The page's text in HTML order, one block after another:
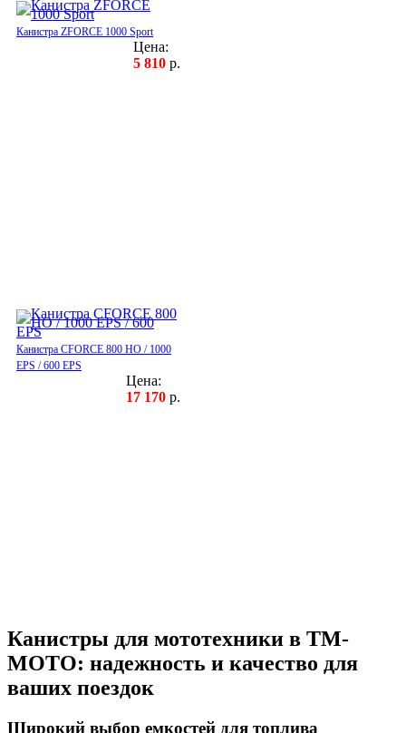
Канистра ZFORCE 1000 Sport
Цена:
5 810р.
Канистра CFORCE 800 HO / 1000
EPS / 600 EPS
Цена:
17 170р.
Канистры для мототехники в ТМ-
МОТО: надежность и качество для
ваших поездок
Широкий выбор емкостей для топлива